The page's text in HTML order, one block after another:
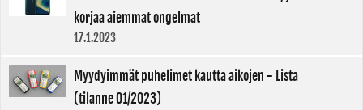
korjaa aiemmat ongelmat
17.1.2023
Myydyimmät puhelimet kautta aikojen - Lista
(tilanne 01/2023)